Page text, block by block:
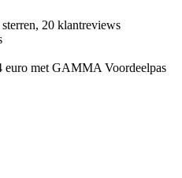
20 klantreviews
euro met GAMMA Voordeelpas